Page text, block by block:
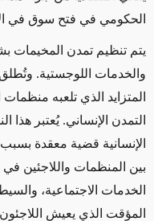
الحكومي في فتح سوق في
يتم تنظيم تمدن المخيمات
والخدمات اللوجستية. وتُطلق
المتزايد الذي تلعبه
التمدن الإنساني. يُعتبر هذا
الإنسانية قضية معقدة
بين المنظمات واللاجئين في
الخدمات الاجتماعية،
المؤقت الذي يعيش